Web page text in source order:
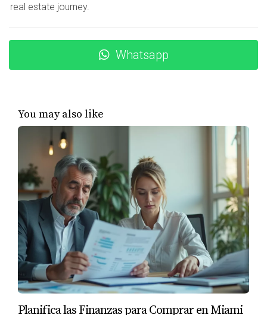
actuar.
Caso de Estudio 3: La Pareja Gómez
La pareja Gómez encontró un condominio perfecto pero
oferta. El vendedor eligió su propuesta debido a la
rapidez que prometían en el cierre del trato.
Si estás listo para dar el siguiente paso en tu
búsqueda de casa, no dudes en contactarme.
Recuerda que cada día cuenta en este
mercado tan activo. No esperes más para
asegurar tu futuro hogar.
¿Tienes preguntas sobre cómo obtener tu
preaprobación? Estoy aquí para ayudarte.
real estate journey.
Whatsapp
You may also like
Planifica las Finanzas para Comprar en Miami